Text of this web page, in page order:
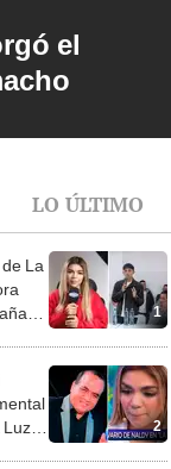
el
LO ÚLTIMO
1
La
2
Luz